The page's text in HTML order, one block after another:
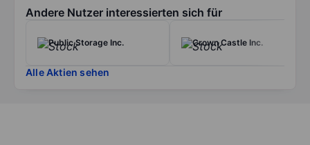
Andere Nutzer interessierten sich für
Public Storage Inc. Crown Castle Inc.
Alle Aktien sehen